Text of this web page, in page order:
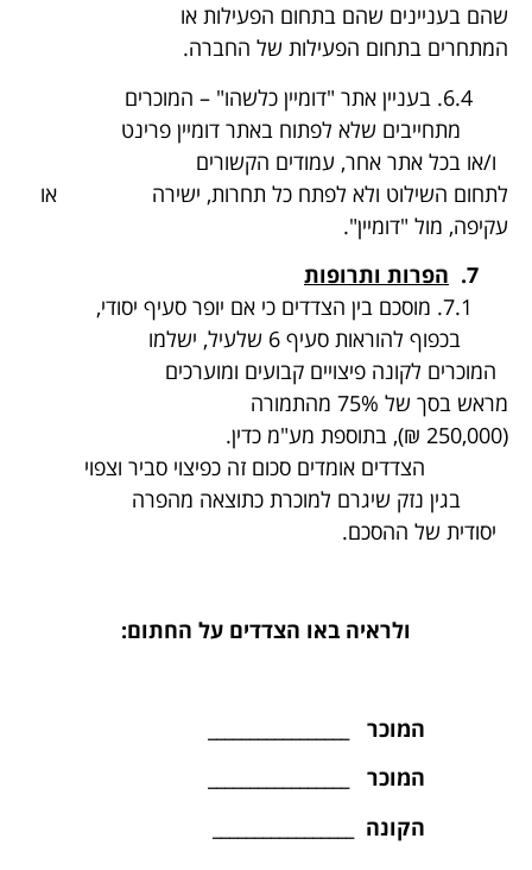
שהם בעניינים שהם בתחום הפעילות או
המתחרים בתחום הפעילות של החברה.
6.4. בעניין אתר "דומיין כלשהו" – המוכרים
מתחייבים שלא לפתוח באתר דומיין פרינט
ו/או בכל אתר אחר, עמודים הקשורים
לתחום השילוט ולא לפתח כל תחרות, ישירה או
עקיפה, מול "דומיין".
הפרות ותרופות
7.1. מוסכם בין הצדדים כי אם יופר סעיף יסודי,
בכפוף להוראות סעיף 6 שלעיל, ישלמו
המוכרים לקונה פיצויים קבועים ומוערכים
מראש בסך של 75% מהתמורה
(250,000 ₪), בתוספת מע"מ כדין.
הצדדים אומדים סכום זה כפיצוי סביר וצפוי
בגין נזק שיגרם למוכרת כתוצאה מהפרה
יסודית של ההסכם.
ולראיה באו הצדדים על החתום:
המוכר _________________
המוכר _________________
הקונה